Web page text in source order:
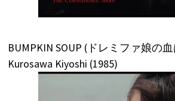
BUMPKIN SOUP (ドレミファ娘の
Kurosawa Kiyoshi (1985)